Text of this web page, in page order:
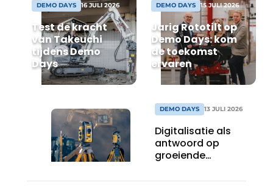
Privacy / Cookie statement
Vacature aanmelden
Vacatures
Video’s
DEMO DAYS 16 JULI 2026
Test de kracht
van Takeuchi
tijdens Demo
Days
DEMO DAYS 15 JULI 2026
Jarig Rototilt op
Demo Days: kom
de toekomst
ervaren
DEMO DAYS 13 JULI 2026
Digitalisatie als
antwoord op
groeiende
werf